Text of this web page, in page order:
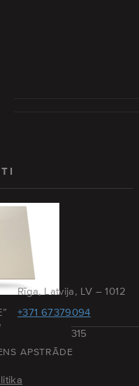
Rīga, Latvija, LV – 1012
+371 67379094
+371 29215315
APSTRĀDE